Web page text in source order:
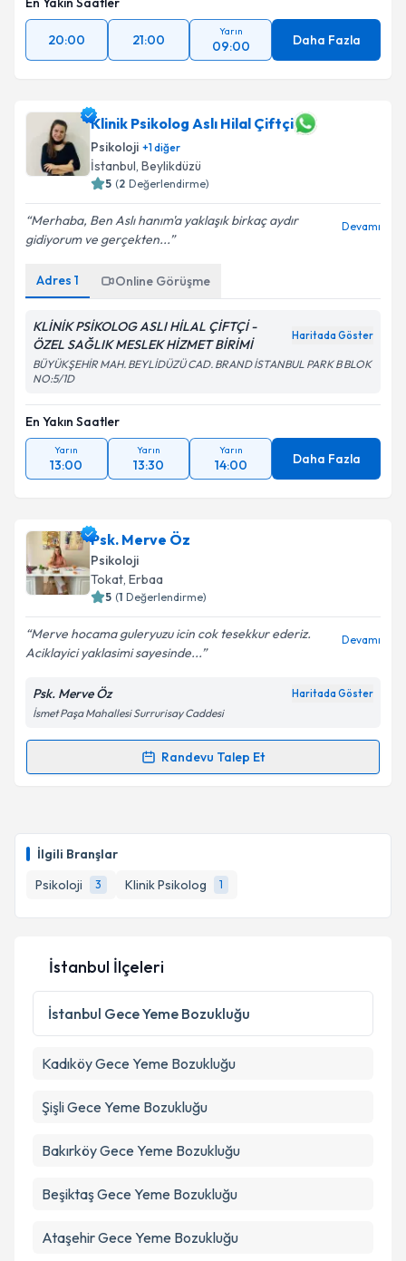
İlgili Branşlar
Psikoloji
3 Klinik Psikolog 1
20:00 21:00
Yarın
09:00 Daha Fazla
Klinik Psikolog Aslı Hilal Çiftçi
Psikoloji +1diğer
İstanbul, Beylikdüzü
5 (2 Değerlendirme)
Merhaba, Ben Aslı hanım'a yaklaşık birkaç aydır
gidiyorum ve gerçekten...
Devamı
Adres 1 Online Görüşme
KLİNİK PSİKOLOG ASLI HİLAL ÇİFTÇİ -
ÖZEL SAĞLIK MESLEK HİZMET BİRİMİ
Haritada Göster
BÜYÜKŞEHİR MAH. BEYLİDÜZÜ CAD. BRAND İSTANBUL PARK B BLOK
NO:5/1D
En Yakın Saatler
Yarın
13:00
Yarın
13:30
Yarın
14:00 Daha Fazla
Psk. Merve Öz
Psikoloji
Tokat, Erbaa
5 (1 Değerlendirme)
Merve hocama guleryuzu icin cok tesekkur ederiz.
Aciklayici yaklasimi sayesinde...
Devamı
Psk. Merve Öz Haritada Göster
İsmet Paşa Mahallesi Surrurisay Caddesi
Randevu Talep Et
Randevu Takvimi Talebi
hazırlandığında e-posta ile bilgilendireceğiz.
E-posta Adresiniz
Kişisel verilerimin işlenmesine ilişkinAydınlatma
Metni
'ni okudum ve kişisel verilerimin belirtilen
kapsamda işlenmesini kabul ediyorum.
İstanbul İlçeleri
İstanbul Gece Yeme Bozukluğu
KadıköyGece Yeme Bozukluğu
ŞişliGece Yeme Bozukluğu
BakırköyGece Yeme Bozukluğu
BeşiktaşGece Yeme Bozukluğu
AtaşehirGece Yeme Bozukluğu